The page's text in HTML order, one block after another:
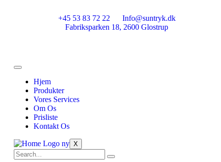
+45 53 83 72 22
Info@suntryk.dk
Fabriksparken 18, 2600 Glostrup
Hjem
Produkter
Vores Services
Om Os
Prisliste
Kontakt Os
X